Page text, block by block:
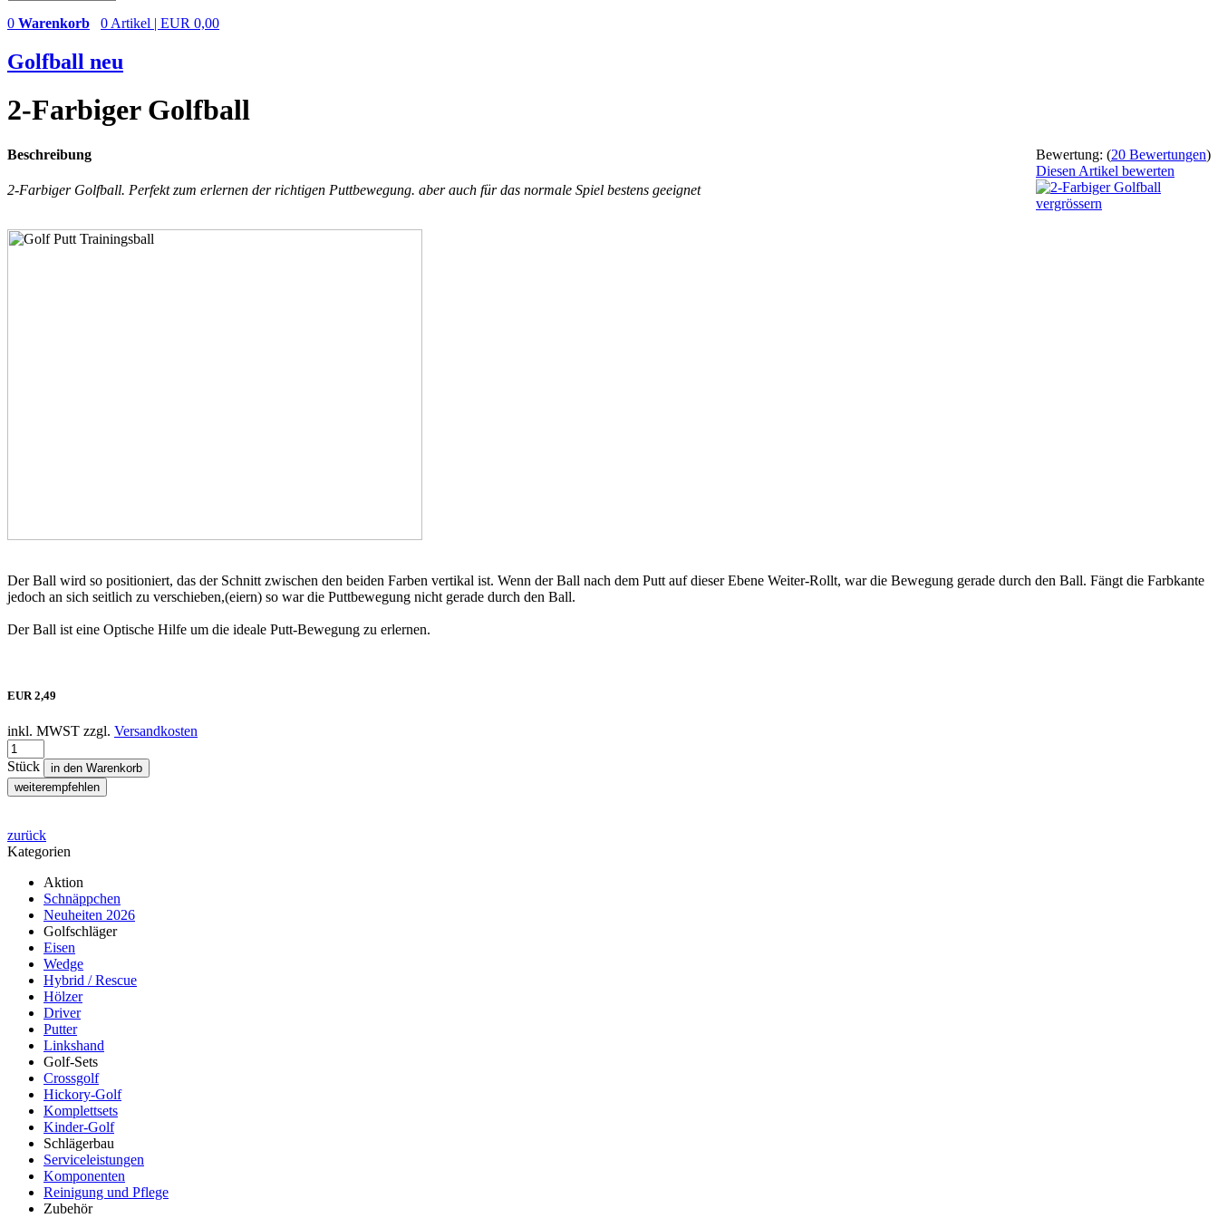
0 Warenkorb 0 Artikel | EUR 0,00
Golfball neu
2-Farbiger Golfball
Bewertung: (20 Bewertungen)
Diesen Artikel bewerten
vergrössern
Beschreibung
2-Farbiger Golfball. Perfekt zum erlernen der richtigen Puttbewegung. aber auch für das normale Spiel bestens geeignet
Der Ball wird so positioniert, das der Schnitt zwischen den beiden Farben vertikal ist. Wenn der Ball nach dem Putt auf dieser Ebene Weiter-Rollt, war die Bewegung gerade durch den Ball. Fängt die Farbkante
jedoch an sich seitlich zu verschieben,(eiern) so war die Puttbewegung nicht gerade durch den Ball.
Der Ball ist eine Optische Hilfe um die ideale Putt-Bewegung zu erlernen.
EUR2,49
inkl. MWST zzgl. Versandkosten
Stück
in den Warenkorb
weiterempfehlen
zurück
Kategorien
Aktion
Schnäppchen
Neuheiten 2026
Golfschläger
Eisen
Wedge
Hybrid / Rescue
Hölzer
Driver
Putter
Linkshand
Golf-Sets
Crossgolf
Hickory-Golf
Komplettsets
Kinder-Golf
Schlägerbau
Serviceleistungen
Komponenten
Reinigung und Pflege
Zubehör